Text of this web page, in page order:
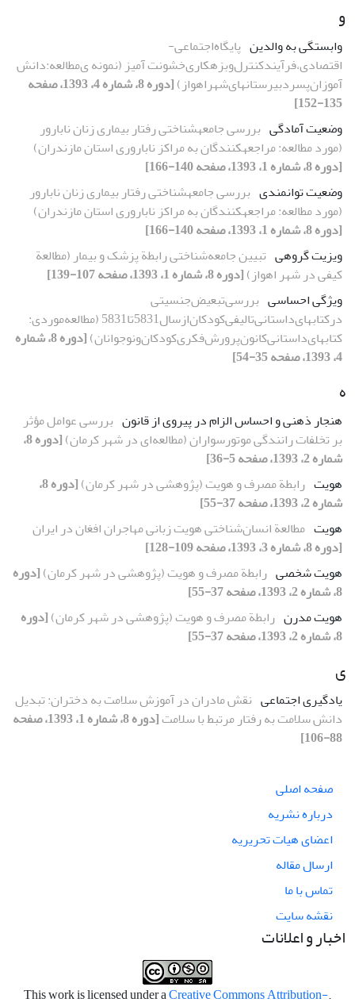
و
وابستگی به والدین پایگاه‌اجتماعی-
اقتصادی،‌فرآیند‌کنترل‌و‌بزهکاری‌خشونت آمیز‌‌ (نمونه ی‌مطالعه‌:دانش
آموزان‌پسر‌دبیرستانهای‌شهر‌اهواز)‌
[دوره 8، شماره 4، 1393، صفحه
135-152]
وضعیت آمادگی بررسی جامعهشناختی رفتار بیماری زنان نابارور
(مورد مطالعه: مراجعهکنندگان به مراکز ناباروری استان مازندران)
[دوره 8، شماره 1، 1393، صفحه 140-166]
وضعیت توانمندی بررسی جامعهشناختی رفتار بیماری زنان نابارور
(مورد مطالعه: مراجعهکنندگان به مراکز ناباروری استان مازندران)
[دوره 8، شماره 1، 1393، صفحه 140-166]
ویزیت گروهی تبیین جامعه‌شناختی رابطة پزشک و بیمار (مطالعة
کیفی در شهر اهواز)[دوره 8، شماره 1، 1393، صفحه 107-139]
ویژگی احساسی بررسی‌تبعیض‌جنسیتی‌ ‌
در‌کتابهای‌داستانی‌تالیفی‌کودکان‌از‌سال‌‌5831تا‌‌5831 (مطالعه‌موردی‌: ‌
کتابهای‌داستانی‌کانون‌پرورش‌فکری‌کودکان‌و‌نوجوانان)
[دوره 8، شماره
4، 1393، صفحه 35-54]
ه
هنجار ذهنی و احساس الزام در پیروی از قانون بررسی عوامل مؤثر
بر تخلفات رانندگی موتورسواران (مطالعه‌ای در شهر کرمان)
[دوره 8،
شماره 2، 1393، صفحه 5-36]
هویت رابطة مصرف و هویت (پژوهشی در شهر کرمان)
[دوره 8،
شماره 2، 1393، صفحه 37-55]
هویت مطالعة انسان‌شناختی هویت زبانی مهاجران افغان در ایران
[دوره 8، شماره 3، 1393، صفحه 109-128]
هویت شخصی رابطة مصرف و هویت (پژوهشی در شهر کرمان)[دوره
8، شماره 2، 1393، صفحه 37-55]
هویت مدرن رابطة مصرف و هویت (پژوهشی در شهر کرمان)[دوره
8، شماره 2، 1393، صفحه 37-55]
ی
یادگیری اجتماعی نقش مادران در آموزش سلامت به دختران: تبدیل
دانش سلامت به رفتار مرتبط با سلامت
[دوره 8، شماره 1، 1393، صفحه
88-106]
صفحه اصلی
درباره نشریه
اعضای هیات تحریریه
ارسال مقاله
تماس با ما
نقشه سایت
اخبار و اعلانات
.This work is licensed under a
Creative Commons Attribution-